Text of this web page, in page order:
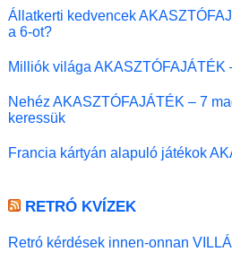
Állatkerti kedvencek
a 6-ot?
Milliók világa AKASZTÓFAJÁTÉK
Nehéz AKASZTÓFAJÁTÉK – 7
keressük
Francia kártyán alapuló játékok
RETRÓ KVÍZEK
Retró kérdések innen-onnan